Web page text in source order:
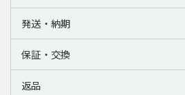
発送・納期
保証・交換
返品